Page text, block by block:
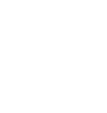
contables
con
primas u
no
contable o